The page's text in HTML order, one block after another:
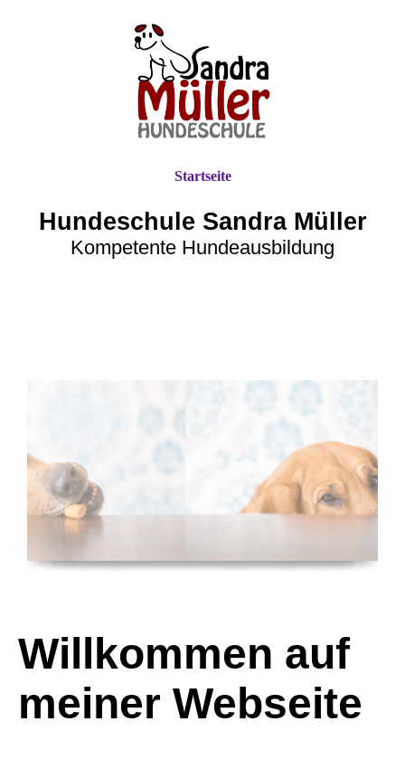
Hundeschule Sandra Müller
Kompetente Hundeausbildung
Startseite
Willkommen auf
meiner Webseite